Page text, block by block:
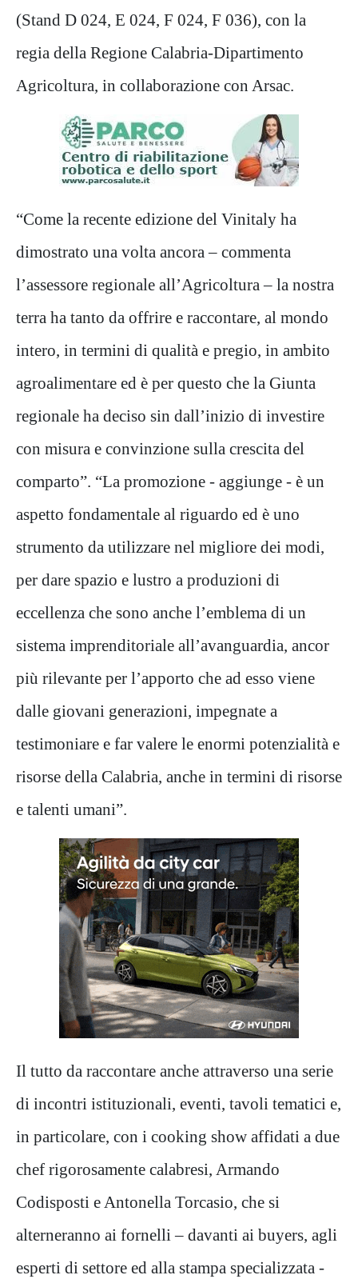
(Stand D 024, E 024, F 024, F 036), con la
regia della Regione Calabria-Dipartimento
Agricoltura, in collaborazione con Arsac.
“Come la recente edizione del Vinitaly ha
dimostrato una volta ancora – commenta
l’assessore regionale all’Agricoltura – la nostra
terra ha tanto da offrire e raccontare, al mondo
intero, in termini di qualità e pregio, in ambito
agroalimentare ed è per questo che la Giunta
regionale ha deciso sin dall’inizio di investire
con misura e convinzione sulla crescita del
comparto”. “La promozione - aggiunge - è un
aspetto fondamentale al riguardo ed è uno
strumento da utilizzare nel migliore dei modi,
per dare spazio e lustro a produzioni di
eccellenza che sono anche l’emblema di un
sistema imprenditoriale all’avanguardia, ancor
più rilevante per l’apporto che ad esso viene
dalle giovani generazioni, impegnate a
testimoniare e far valere le enormi potenzialità e
risorse della Calabria, anche in termini di risorse
e talenti umani”.
Il tutto da raccontare anche attraverso una serie
di incontri istituzionali, eventi, tavoli tematici e,
in particolare, con i cooking show affidati a due
chef rigorosamente calabresi, Armando
Codisposti e Antonella Torcasio, che si
alterneranno ai fornelli – davanti ai buyers, agli
esperti di settore ed alla stampa specializzata -